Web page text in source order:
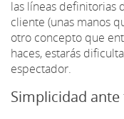
las líneas definitorias
cliente (unas manos
otro concepto que
haces, estarás
espectador.
Simplicidad